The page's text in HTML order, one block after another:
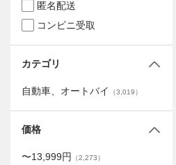
匿名配送
コンビニ受取
カテゴリ
自動車、オートバイ （3,019）
価格
〜13,999円 （2,273）